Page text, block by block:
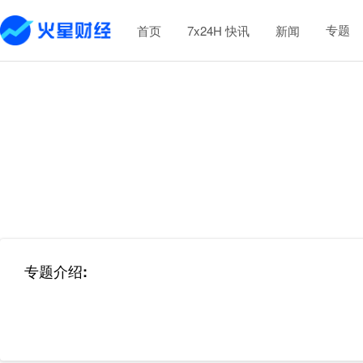
首页 7x24H 快讯 新闻 专题
专题介绍: